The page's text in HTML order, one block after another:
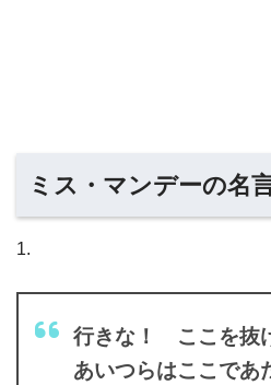
ミス・マンデーの名
1.
行きな！ ここを抜
あいつらはここで